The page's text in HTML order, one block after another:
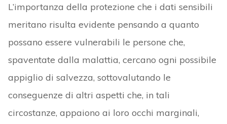
L’importanza della protezione che i dati sensibili
meritano risulta evidente pensando a quanto
possano essere vulnerabili le persone che,
spaventate dalla malattia, cercano ogni possibile
appiglio di salvezza, sottovalutando le
conseguenze di altri aspetti che, in tali
circostanze, appaiono ai loro occhi marginali,